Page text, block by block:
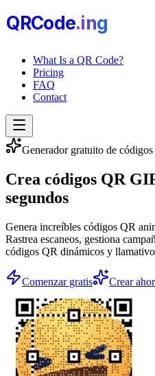
QRCode.ing
What Is a QR Code?
Pricing
FAQ
Contact
Generador gratuito de
Crea códigos QR
segundos
Genera increíbles códigos QR
Rastrea escaneos, gestiona
códigos QR dinámicos y
Comenzar gratis Crear